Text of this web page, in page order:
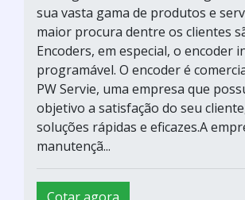
programável. O encoder é
PW Servie, uma empresa que
objetivo a satisfação do seu
soluções rápidas e eficazes.A
manutençã...
Cotar agora